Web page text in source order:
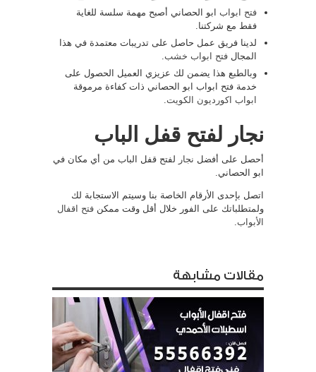
فتح ابواب ابو الحصاني أصبح مهمة سلسة للغاية
فقط مع شركتنا.
لدينا فريق عمل حاصل على تدريبات معتمدة في هذا
المجال فتح ابواب خشب
وبالطبع هذا يضمن لك عزيزي العميل الحصول على
خدمة فتح ابواب ابو الحصاني ذات كفاءة مرموقة
ابواب اكورديون الكويت
نجار لفتح قفل الباب
أحصل على أفضل نجار لفتح قفل الباب من أي مكان في
ابو الحصاني.
اتصل بإحدى الأرقام الخاصة بنا وسيتم الاستجابة لك
ولمتطلباتك على الفور خلال أقل وقت ممكن فتح اقفال
الأبواب
مقالات مشابهة